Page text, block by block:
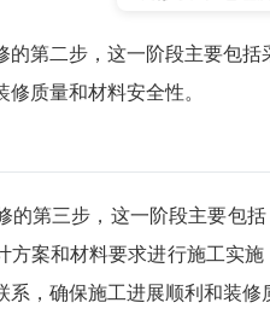
的第二步，这一阶段主要包
质量和材料安全性。
的第三步，这一阶段主要包
方案和材料要求进行施工实
，确保施工进展顺利和装修